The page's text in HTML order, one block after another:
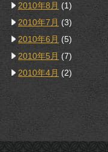
2010年8月 (1)
2010年7月 (3)
2010年6月 (5)
2010年5月 (7)
2010年4月 (2)